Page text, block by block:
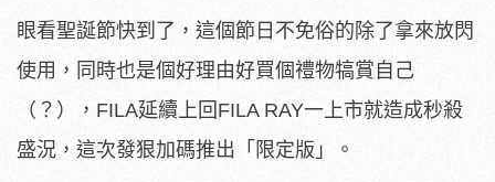
眼看聖誕節快到了，這個節日不免俗的除了拿來放閃
使用，同時也是個好理由好買個禮物犒賞自己
（？），FILA延續上回FILA RAY一上市就造成秒殺
盛況，這次發狠加碼推出「限定版」。